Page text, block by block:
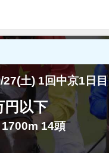
27(土) 1回中京1日目
円以下
14頭